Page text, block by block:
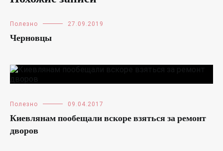
Полезно 27.09.2019
Черновцы
Полезно 09.04.2017
Киевлянам пообещали вскоре взяться за ремонт
дворов